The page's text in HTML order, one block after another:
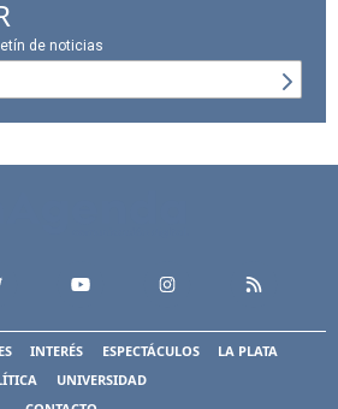
de noticias
INTERÉS ESPECTÁCULOS
LA PLATA
UNIVERSIDAD